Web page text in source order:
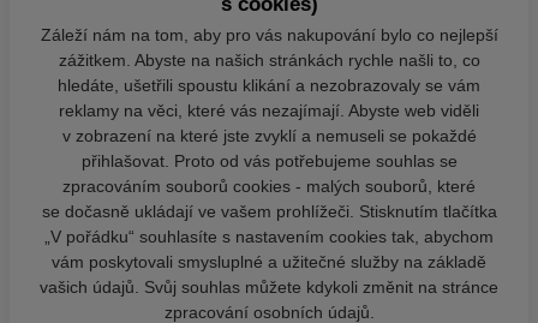
Záleží nám na tom, aby pro vás nakupování bylo co nejlepší
zážitkem. Abyste na našich stránkách rychle našli to, co
hledáte, ušetřili spoustu klikání a nezobrazovaly se vám
reklamy na věci, které vás nezajímají. Abyste web viděli
v zobrazení na které jste zvyklí a nemuseli se pokaždé
přihlašovat. Proto od vás potřebujeme souhlas se
zpracováním souborů cookies - malých souborů, které
se dočasně ukládají ve vašem prohlížeči. Stisknutím tlačítka
„V pořádku“ souhlasíte s nastavením cookies tak, abychom
vám poskytovali smysluplné a užitečné služby na základě
vašich údajů. Svůj souhlas můžete kdykoli změnit na stránce
zpracování osobních údajů.